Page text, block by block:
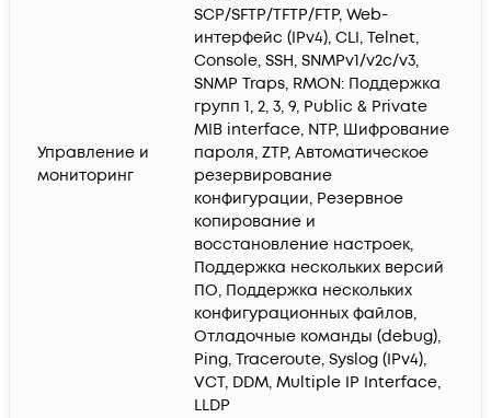
Управление и
мониторинг
SCP/SFTP/TFTP/FTP, Web-
интерфейс (IPv4), CLI, Telnet,
Console, SSH, SNMPv1/v2c/v3,
SNMP Traps, RMON: Поддержка
групп 1, 2, 3, 9, Public & Private
MIB interface, NTP, Шифрование
пароля, ZTP, Автоматическое
резервирование
конфигурации, Резервное
копирование и
восстановление настроек,
Поддержка нескольких версий
ПО, Поддержка нескольких
конфигурационных файлов,
Отладочные команды (debug),
Ping, Traceroute, Syslog (IPv4),
VCT, DDM, Multiple IP Interface,
LLDP